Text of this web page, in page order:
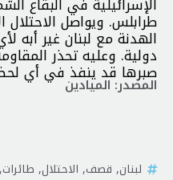
طرابلس. ويواصل الاحتلال
الهدنة مع لبنان غير أبه
دولية. وعليه تحذر
صبرها قد ينفذ في أي
المصدر: الميادين
لبنان, قصف, الاحتلال, طائرات,